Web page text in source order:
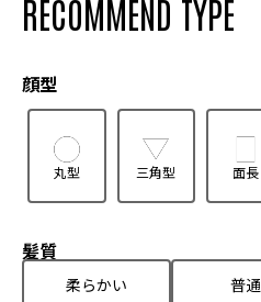
RECOMMEND TYPE
顔型
丸型 三角型 面長
髪質
柔らかい 普通